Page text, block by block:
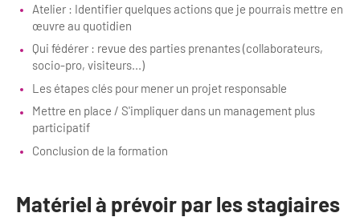
Atelier : Identifier quelques actions que je pourrais mettre en
œuvre au quotidien
Qui fédérer : revue des parties prenantes (collaborateurs,
socio-pro, visiteurs...)
Les étapes clés pour mener un projet responsable
Mettre en place / S'impliquer dans un management plus
participatif
Conclusion de la formation
Matériel à prévoir par les stagiaires